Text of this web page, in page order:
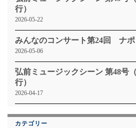
行）
2026-05-22
みんなのコンサート第24回 ナ
2026-05-06
弘前ミュージックシーン 第48号
行）
2026-04-17
カテゴリー